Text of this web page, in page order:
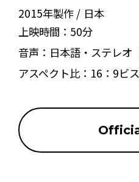
2015年製作
日本
上映時間： 50分
音声： 日本語・ステレオ
アスペクト比： 16：9ビ